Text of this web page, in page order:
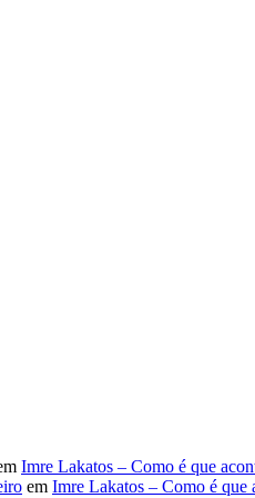
Imre Lakatos – Como é que
em Imre Lakatos – Como é que